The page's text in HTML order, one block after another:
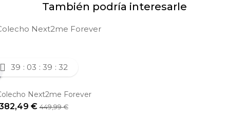
También podría interesarle
Re-Lux
39 03 39 31
Next2me Forever
€449,99 €